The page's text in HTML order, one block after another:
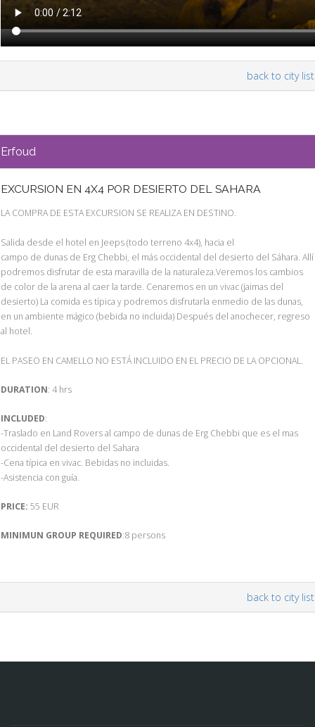
back to city list
Erfoud
EXCURSION EN 4X4 POR DESIERTO DEL SAHARA
LA COMPRA DE ESTA EXCURSION SE REALIZA EN DESTINO.
Salida desde el hotel en Jeeps (todo terreno 4x4), hacia el
campo de dunas de Erg Chebbi, el más occidental del desierto del Sáhara. Allí
podremos disfrutar de esta maravilla de la naturaleza.Veremos los cambios
de color de la arena al caer la tarde. Cenaremos en un vivac (jaimas del
desierto) La comida es típica y podremos disfrutarla enmedio de las dunas,
en un ambiente mágico (bebida no incluida) Después del anochecer, regreso
al hotel.
EL PASEO EN CAMELLO NO ESTÁ INCLUIDO EN EL PRECIO DE LA OPCIONAL.
DURATION: 4 hrs
INCLUDED:
-Traslado en Land Rovers al campo de dunas de Erg Chebbi que es el mas
occidental del desierto del Sahara
-Cena típica en vivac. Bebidas no incluidas.
-Asistencia con guía.
PRICE: 55 EUR
MINIMUN GROUP REQUIRED:8 persons
back to city list